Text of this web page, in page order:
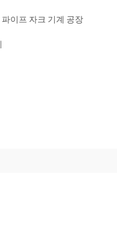
파이프 자크 기계 공장